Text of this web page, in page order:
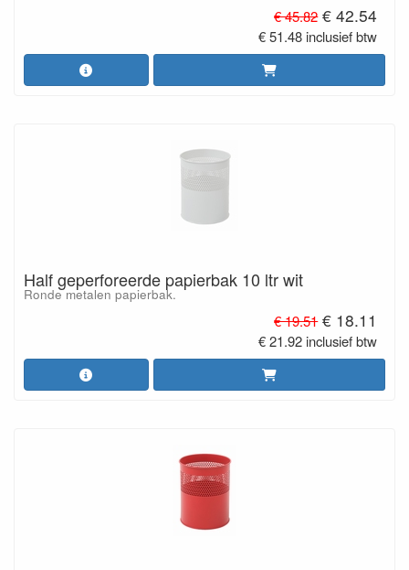
€ 45.82 € 42.54
€ 51.48 inclusief btw
Half geperforeerde papierbak 10 ltr wit
Ronde metalen papierbak.
€ 19.51 € 18.11
€ 21.92 inclusief btw